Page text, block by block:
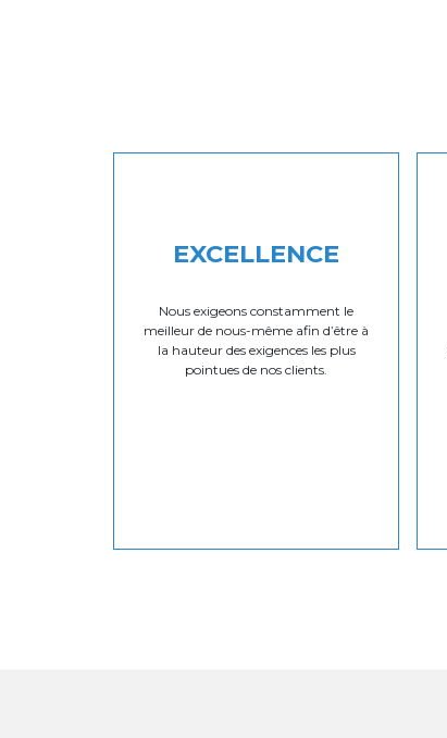
EXCELLENCE
Nous exigeons constamment le
meilleur de nous-même afin d’être à
la hauteur des exigences les plus
pointues de nos clients.